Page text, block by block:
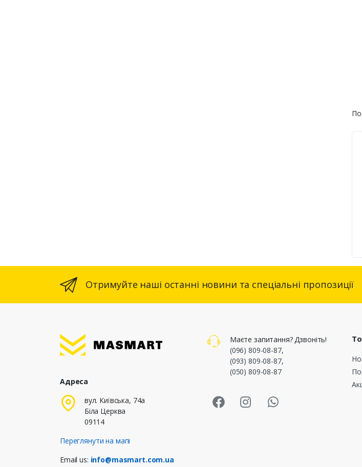
Отримуйте наші останні новини та спеціальні пропозиції
Адреса
вул. Київська, 74а
Біла Церква
09114
Переглянути на мапі
Email us: info@masmart.com.ua
Маєте запитання? Дзвоніть!
(096) 809-08-87,
(093) 809-08-87,
(050) 809-08-87
MasmartMasmart